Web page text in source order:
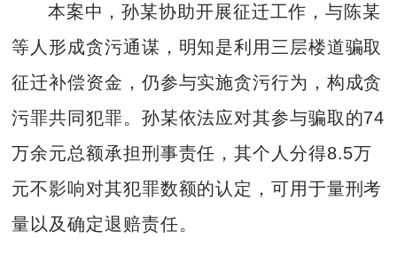
本案中，孙某协助开展征迁工作，与陈某
等人形成贪污通谋，明知是利用三层楼道骗取
征迁补偿资金，仍参与实施贪污行为，构成贪
污罪共同犯罪。孙某依法应对其参与骗取的74
万余元总额承担刑事责任，其个人分得8.5万
元不影响对其犯罪数额的认定，可用于量刑考
量以及确定退赔责任。